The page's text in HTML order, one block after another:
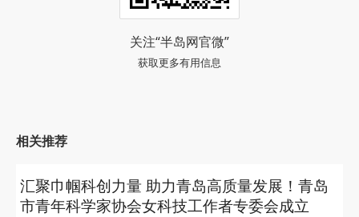
关注“半岛网官微”
获取更多有用信息
相关推荐
汇聚巾帼科创力量 助力青岛高质量发展！青岛
市青年科学家协会女科技工作者专委会成立